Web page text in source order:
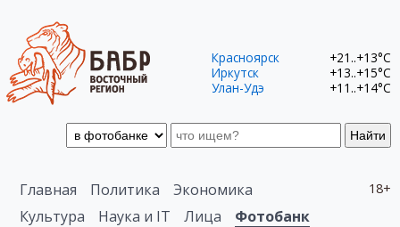
Найти
Красноярск
+21..+13°C
Иркутск
+13..+15°C
Улан-Удэ
+11..+14°C
18+
Главная Политика
Экономика
Культура
Наука и IT Лица
Фотобанк